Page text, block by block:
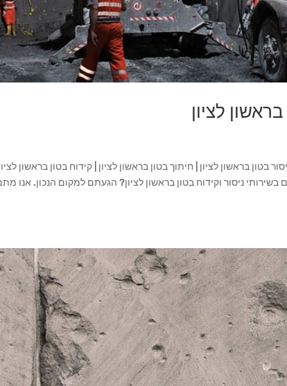
לציון
בטון בראשון לציון | חיתוך בטון בראשון לציון | קידוח בטון בראשון
מתעניינים בשירותי ניסור וקידוח בטון בראשון לציון? הגעתם למקום הנכון.